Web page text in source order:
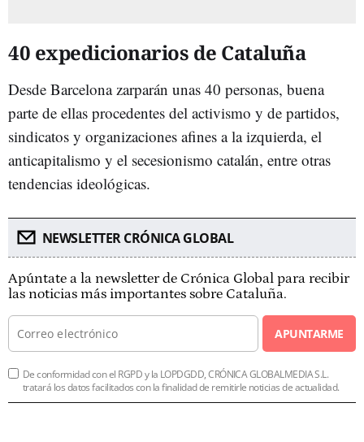
40 expedicionarios de Cataluña
Desde Barcelona zarparán unas 40 personas, buena
parte de ellas procedentes del activismo y de partidos,
sindicatos y organizaciones afines a la izquierda, el
anticapitalismo y el secesionismo catalán, entre otras
tendencias ideológicas.
NEWSLETTER CRÓNICA GLOBAL
Apúntate a la newsletter de Crónica Global para recibir
las noticias más importantes sobre Cataluña.
APUNTARME
De conformidad con el RGPD y la LOPDGDD, CRÓNICA GLOBALMEDIA S.L.
tratará los datos facilitados con la finalidad de remitirle noticias de actualidad.